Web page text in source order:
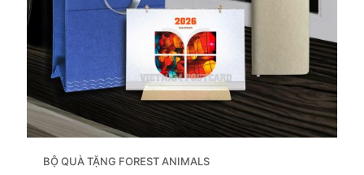
BỘ QUÀ TẶNG FOREST ANIMALS